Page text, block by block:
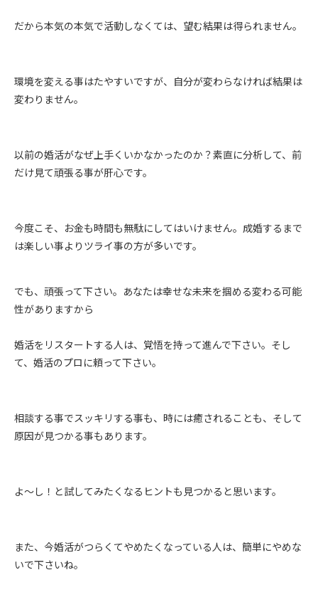
だから本気の本気で活動しなくては、望む結果は得られません。
環境を変える事はたやすいですが、自分が変わらなければ結果は
変わりません。
以前の婚活がなぜ上手くいかなかったのか？素直に分析して、前
だけ見て頑張る事が肝心です。
今度こそ、お金も時間も無駄にしてはいけません。成婚するまで
は楽しい事よりツライ事の方が多いです。
でも、頑張って下さい。あなたは幸せな未来を掴める変わる可能
性がありますから
婚活をリスタートする人は、覚悟を持って進んで下さい。そし
て、婚活のプロに頼って下さい。
相談する事でスッキリする事も、時には癒されることも、そして
原因が見つかる事もあります。
よ～し！と試してみたくなるヒントも見つかると思います。
また、今婚活がつらくてやめたくなっている人は、簡単にやめな
いで下さいね。